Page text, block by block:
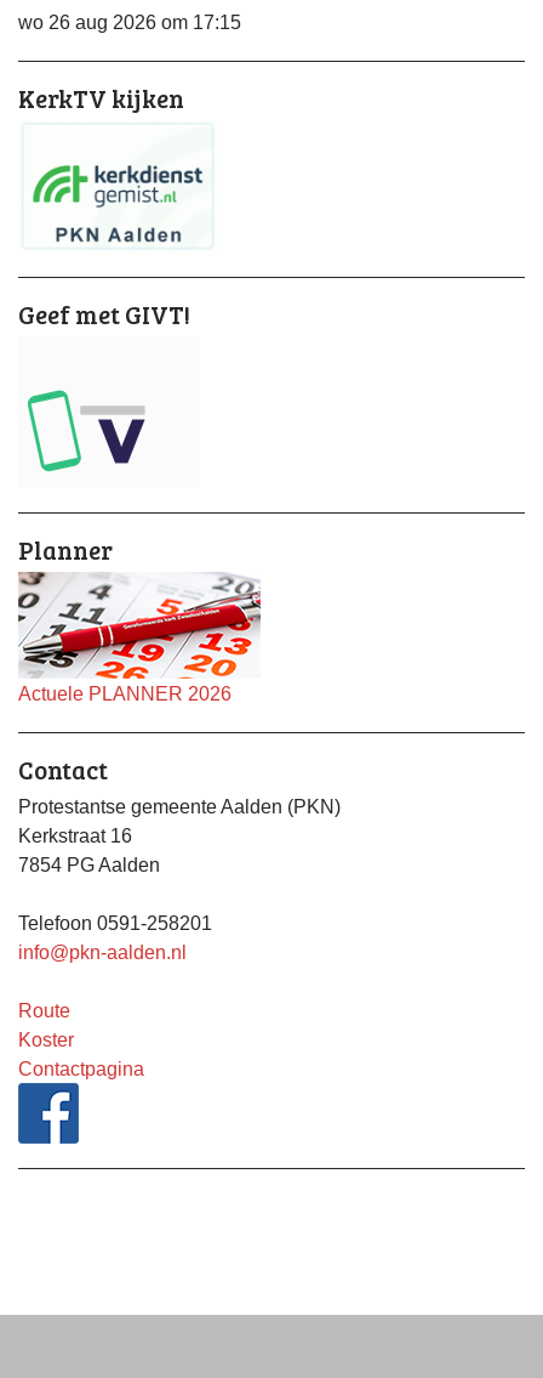
wo 26 aug 2026 om 17:15
KerkTV kijken
Geef met GIVT!
Planner
Actuele PLANNER 2026
Contact
Protestantse gemeente Aalden (PKN)
Kerkstraat 16
7854 PG Aalden
Telefoon 0591-258201
info@pkn-aalden.nl
Route
Koster
Contactpagina